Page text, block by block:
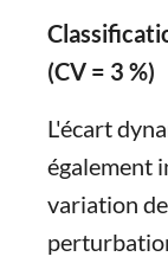
(CV = 3 %)
L'écart
également
variation